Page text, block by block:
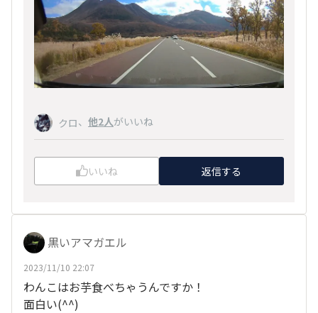
クロ、 他2人がいいね
いいね 返信する
黒いアマガエル
2023/11/10 22:07
わんこはお芋食べちゃうんですか！
面白い(^^)